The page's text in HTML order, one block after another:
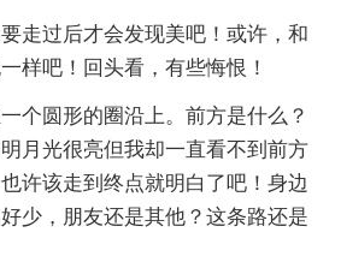
走过后才会发现美吧！或许，和
样吧！回头看，有些悔恨！
个圆形的圈沿上。前方是什么？
月光很亮但我却一直看不到前方
许该走到终点就明白了吧！身边
少，朋友还是其他？这条路还是